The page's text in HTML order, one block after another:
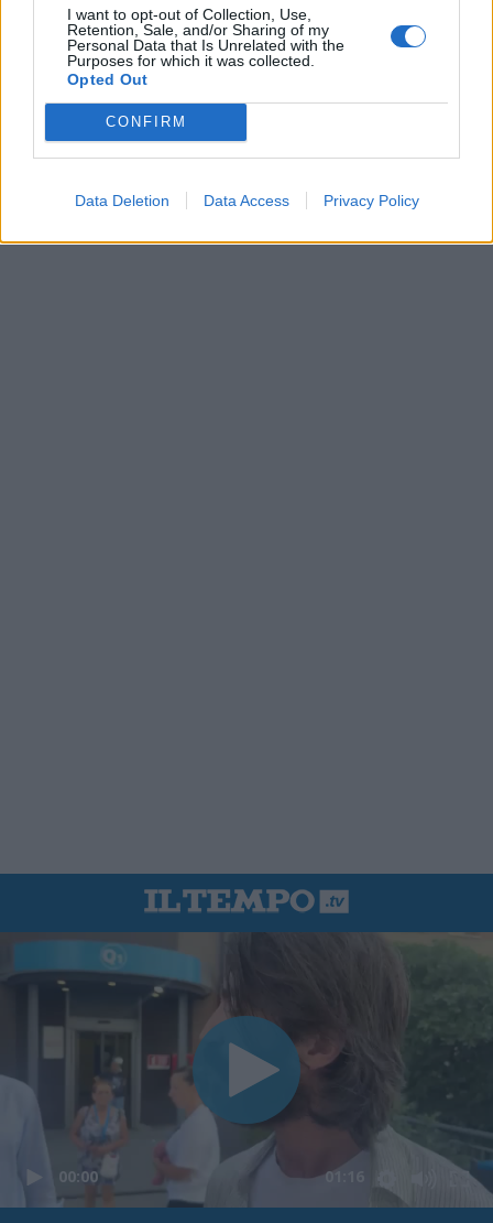
I want to opt-out of Collection, Use,
Retention, Sale, and/or Sharing of my
Personal Data that Is Unrelated with the
Purposes for which it was collected.
Opted Out
CONFIRM
Data Deletion Data Access Privacy Policy
00:00 01:16